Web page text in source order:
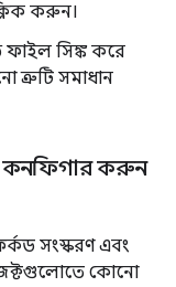
করুন।
ফাইল সিঙ্ক করে
ত্রুটি সমাধান
কনফিগার করুন
সংস্করণ এবং
কোনো